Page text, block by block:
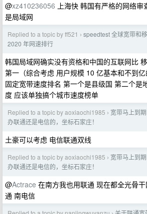
@xz410236056 上海快 韩国有严格的网络
是局域网
Replied to a topic by ff521 › speedtest 全球宽带和
2020 年网速排行
韩国局域网确实没有资格和中国的互联网比
第一（综合考虑 用户规模 10 亿基本和不到亿
固定宽带速度排名 第一个是县级国 第二个是
度 应该单独搞个城市速度榜单
Replied to a topic by aoxiaochi1985 › 宽带马上到
办联通还是电信的，坐标石家庄！
土豪可以考虑 电信联通双线
Replied to a topic by aoxiaochi1985 › 宽带马上到
办联通还是电信的，坐标石家庄！
@Actrace 在南方我也用联通 现在都全光骨
通 南电信